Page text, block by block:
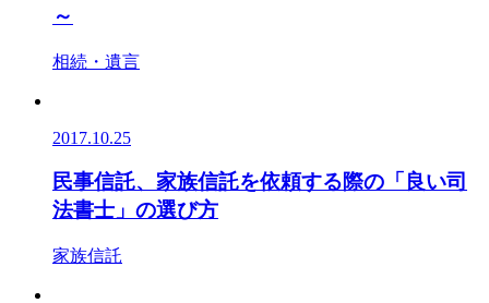
～
相続・遺言
2017.10.25
民事信託、家族信託を依頼する際の「良い司
法書士」の選び方
家族信託